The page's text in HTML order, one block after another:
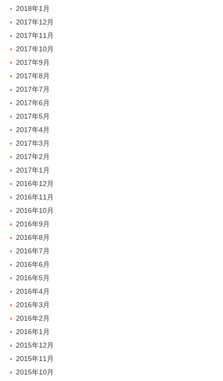
2018年1月
2017年12月
2017年11月
2017年10月
2017年9月
2017年8月
2017年7月
2017年6月
2017年5月
2017年4月
2017年3月
2017年2月
2017年1月
2016年12月
2016年11月
2016年10月
2016年9月
2016年8月
2016年7月
2016年6月
2016年5月
2016年4月
2016年3月
2016年2月
2016年1月
2015年12月
2015年11月
2015年10月